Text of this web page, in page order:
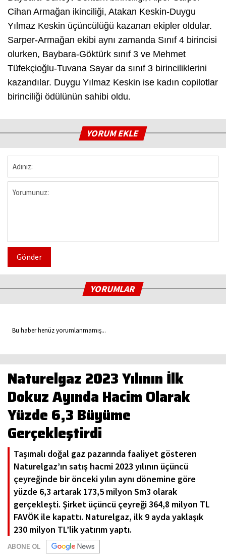
Cihan Armağan ikinciliği, Atakan Keskin-Duygu
Yılmaz Keskin üçüncülüğü kazanan ekipler oldular.
Sarper-Armağan ekibi aynı zamanda Sınıf 4 birincisi
olurken, Baybara-Göktürk sınıf 3 ve Mehmet
Tüfekçioğlu-Tuvana Sayar da sınıf 3 birinciliklerini
kazandılar. Duygu Yılmaz Keskin ise kadın copilotlar
birinciliği ödülünün sahibi oldu.
YORUM EKLE
Gönder
YORUMLAR
Bu haber henüz yorumlanmamış...
Naturelgaz 2023 Yılının İlk
Dokuz Ayında Hacim Olarak
Yüzde 6,3 Büyüme
Gerçekleştirdi
Taşımalı doğal gaz pazarında faaliyet gösteren
Naturelgaz’ın satış hacmi 2023 yılının üçüncü
çeyreğinde bir önceki yılın aynı dönemine göre
yüzde 6,3 artarak 173,5 milyon Sm3 olarak
gerçekleşti. Şirket üçüncü çeyreği 364,8 milyon TL
FAVÖK ile kapattı. Naturelgaz, ilk 9 ayda yaklaşık
230 milyon TL’lik yatırım yaptı.
ABONE OL